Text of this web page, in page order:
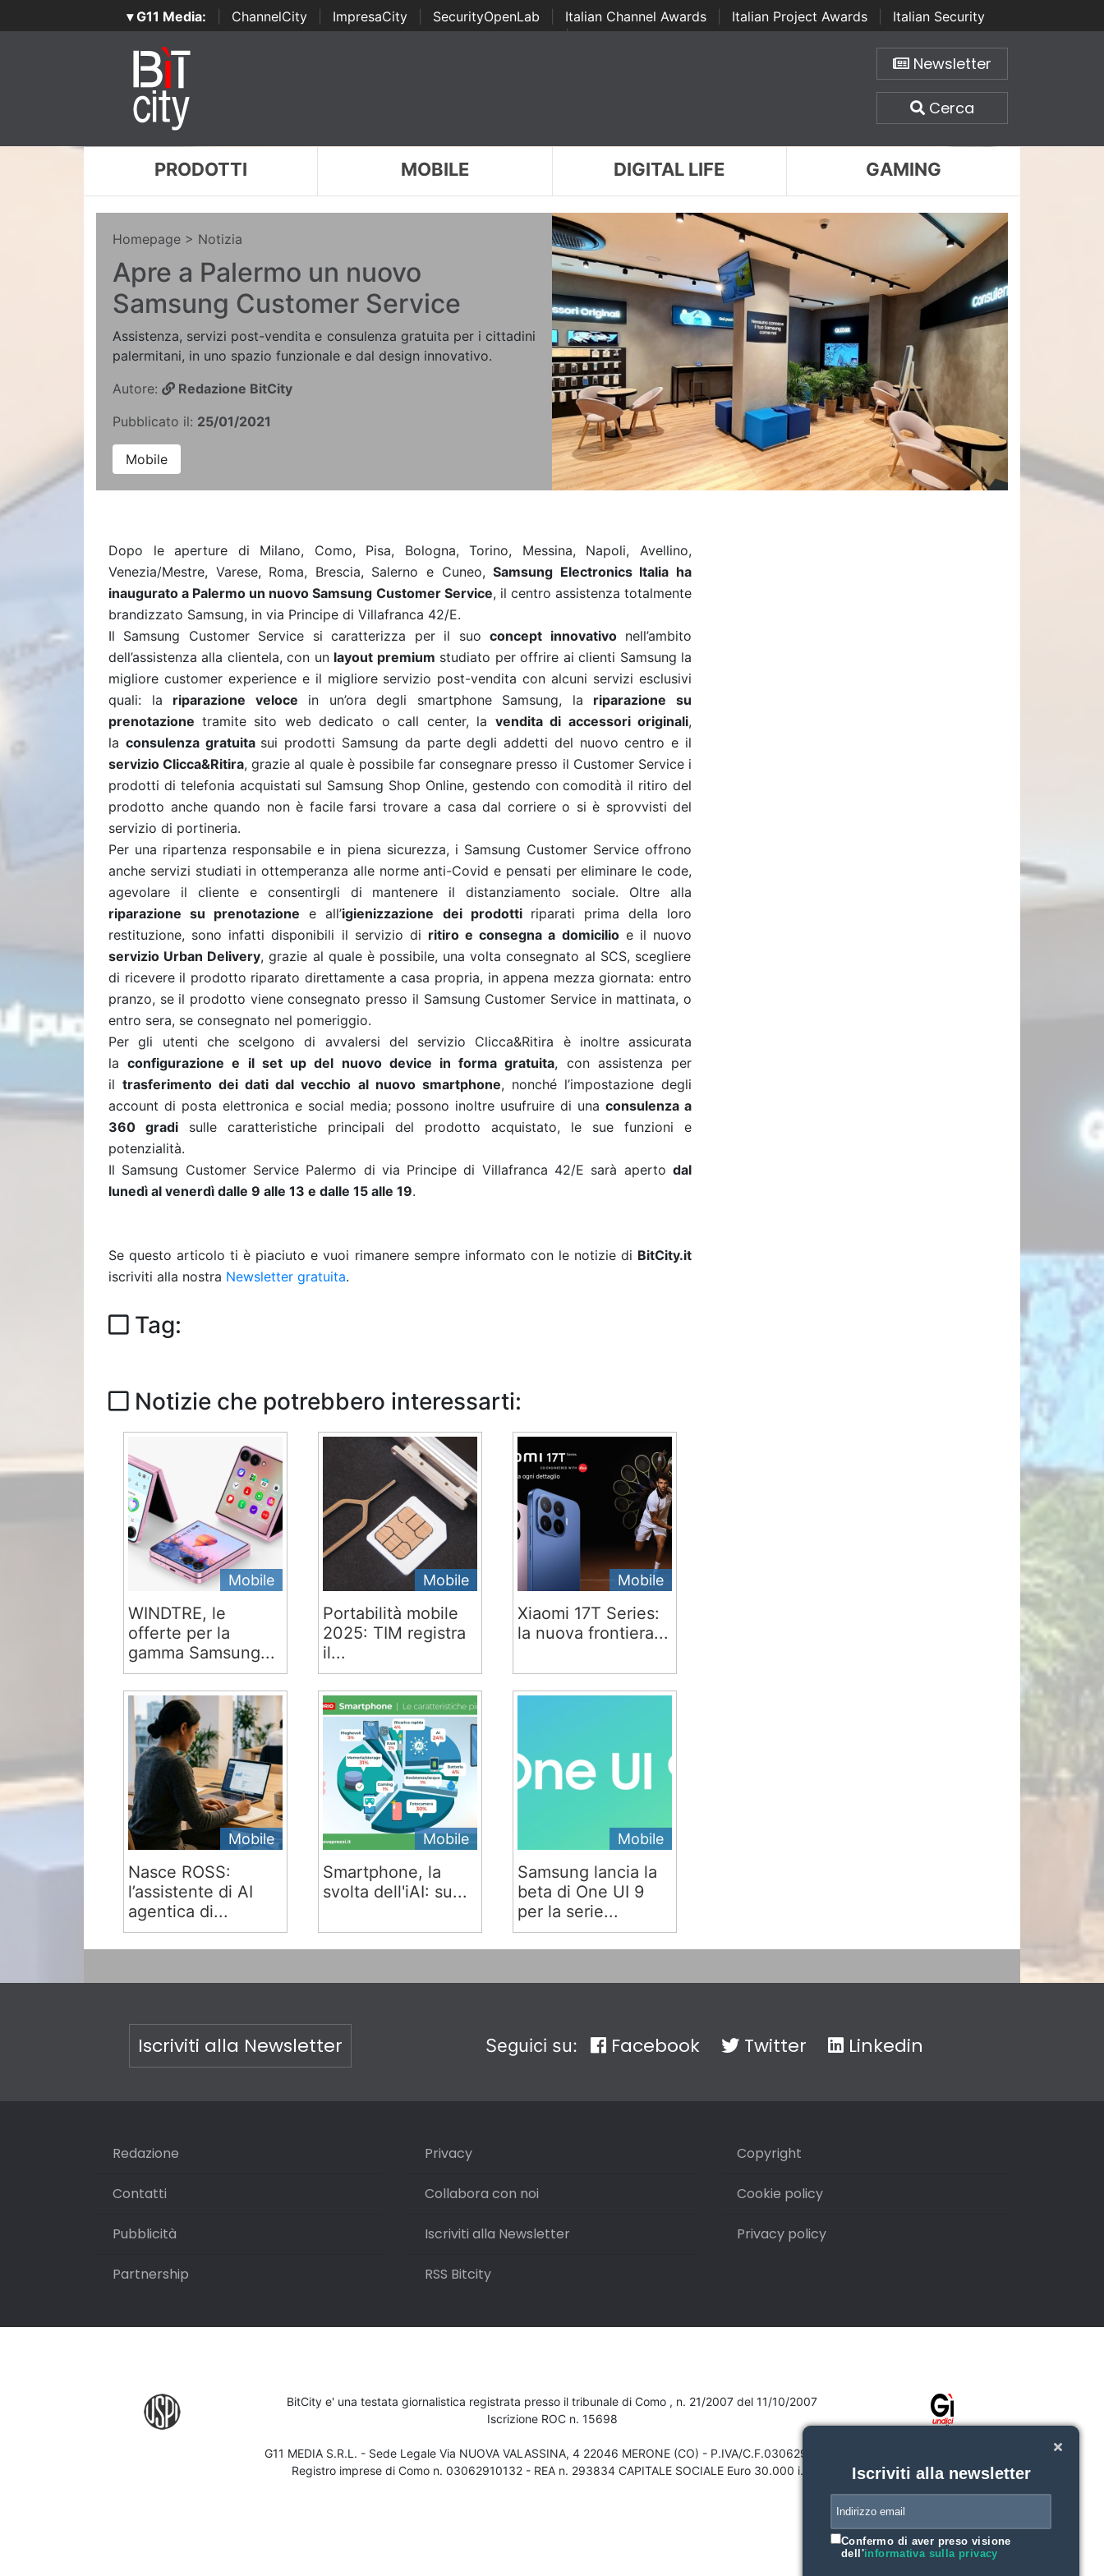
▾ G11 Media: ChannelCity ImpresaCity SecurityOpenLab Italian Channel Awards Italian Project Awards
Italian Security
Awards | ...
Newsletter
Cerca
PRODOTTI MOBILE DIGITAL LIFE GAMING
Homepage > Notizia
Apre a Palermo un nuovo
Samsung Customer Service
Assistenza, servizi post-vendita e consulenza gratuita per i cittadini
palermitani, in uno spazio funzionale e dal design innovativo.
Autore:
Redazione BitCity
Pubblicato il: 25/01/2021
Mobile
Dopo le aperture di Milano, Como, Pisa, Bologna, Torino, Messina, Napoli, Avellino,
Venezia/Mestre, Varese, Roma, Brescia, Salerno e Cuneo,Samsung Electronics Italia ha
inaugurato a Palermo un nuovo Samsung Customer Service, il centro assistenza totalmente
brandizzato Samsung, in via Principe di Villafranca 42/E.
Il Samsung Customer Service si caratterizza per il suoconcept innovativonell’ambito
dell’assistenza alla clientela, con un layout premium studiato per offrire ai clienti Samsung la
migliore customer experience e il migliore servizio post-vendita con alcuni servizi esclusivi
quali: la riparazione veloce in un’ora degli smartphone Samsung, la riparazione su
prenotazione tramite sito web dedicato o call center, la vendita di accessori originali,
la consulenza gratuita sui prodotti Samsung da parte degli addetti del nuovo centro e il
servizio Clicca&Ritira, grazie al quale è possibile far consegnare presso il Customer Service i
prodotti di telefonia acquistati sul Samsung Shop Online, gestendo con comodità il ritiro del
prodotto anche quando non è facile farsi trovare a casa dal corriere o si è sprovvisti del
servizio di portineria.
Per una ripartenza responsabile e in piena sicurezza, i Samsung Customer Service offrono
anche servizi studiati in ottemperanza alle norme anti-Covid e pensati per eliminare le code,
agevolare il cliente e consentirgli di mantenere il distanziamento sociale. Oltre alla
riparazione su prenotazione e all’igienizzazione dei prodotti riparati prima della loro
restituzione, sono infatti disponibili il servizio di ritiro e consegna a domicilioe il nuovo
servizio Urban Delivery, grazie al quale è possibile, una volta consegnato al SCS, scegliere
di ricevere il prodotto riparato direttamente a casa propria, in appena mezza giornata: entro
pranzo, se il prodotto viene consegnato presso il Samsung Customer Service in mattinata, o
entro sera, se consegnato nel pomeriggio.
Per gli utenti che scelgono di avvalersi del servizio Clicca&Ritira è inoltre assicurata
laconfigurazione e il set up del nuovo device in forma gratuita, con assistenza per
iltrasferimento dei dati dal vecchio al nuovo smartphone, nonché l’impostazione degli
account di posta elettronica e social media; possono inoltre usufruire di unaconsulenza a
360 gradi sulle caratteristiche principali del prodotto acquistato, le sue funzioni e
potenzialità.
Il Samsung Customer Service Palermo di via Principe di Villafranca 42/E sarà aperto dal
lunedì al venerdì dalle 9 alle 13 e dalle 15 alle 19.
Se questo articolo ti è piaciuto e vuoi rimanere sempre informato con le notizie di BitCity.it
iscriviti alla nostra Newsletter gratuita.
Tag:
Notizie che potrebbero interessarti:
Mobile
WINDTRE, le
offerte per la
gamma Samsung...
Mobile
Portabilità mobile
2025: TIM registra
il...
Mobile
Xiaomi 17T Series:
la nuova frontiera...
Mobile
Nasce ROSS:
l’assistente di AI
agentica di...
Mobile
Smartphone, la
svolta dell'iAI: su...
Mobile
Samsung lancia la
beta di One UI 9
per la serie...
Iscriviti alla Newsletter Seguici su: Facebook Twitter Linkedin
Redazione
Contatti
Pubblicità
Partnership
Privacy
Collabora con noi
Iscriviti alla Newsletter
RSS Bitcity
Copyright
Cookie policy
Privacy policy
BitCity e' una testata giornalistica registrata presso il tribunale di Como , n. 21/2007 del 11/10/2007
Iscrizione ROC n. 15698
G11 MEDIA S.R.L. - Sede Legale Via NUOVA VALASSINA, 4 22046 MERONE (CO) - P.IVA/C.F.03062910132
Registro imprese di Como n. 03062910132 - REA n. 293834 CAPITALE SOCIALE Euro 30.000 i.v.
Iscriviti alla newsletter
Confermo di aver preso visione
dell'informativa sulla privacy